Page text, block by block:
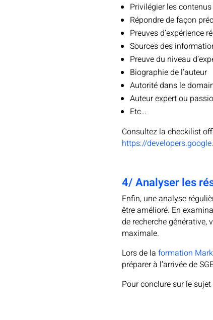
Privilégier les
Répondre de façon
Preuves d’expérience
Sources des
Preuve du niveau
Biographie de l’auteur
Autorité dans le
Auteur expert ou
Etc…
Consultez la checkilist
https://
4/ Analyser les
Enfin, une analyse
être amélioré. En
de recherche
maximale.
Lors de la formation
préparer à l’arrivée de
Pour conclure sur le sujet